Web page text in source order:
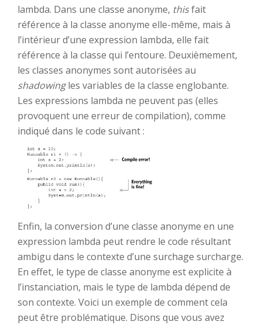
lambda. Dans une classe anonyme, thisfait
référence à la classe anonyme elle-même, mais à
l’intérieur d’une expression lambda, elle fait
référence à la classe qui l’entoure. Deuxièmement,
les classes anonymes sont autorisées au
shadowingles variables de la classe englobante.
Les expressions lambda ne peuvent pas (elles
provoquent une erreur de compilation), comme
indiqué dans le code suivant :
Enfin, la conversion d’une classe anonyme en une
expression lambda peut rendre le code résultant
ambigu dans le contexte d’une surchage surcharge.
En effet, le type de classe anonyme est explicite à
l’instanciation, mais le type de lambda dépend de
son contexte. Voici un exemple de comment cela
peut être problématique. Disons que vous avez